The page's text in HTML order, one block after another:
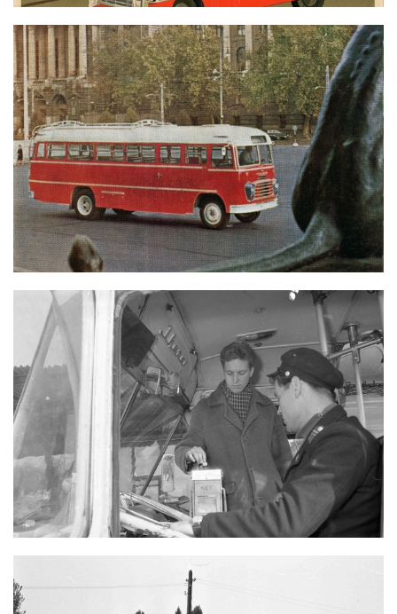
IKARUS 311
IKARUS 66-ASRA FELSZÁLLÁS ELSŐ
AJTÓN, PERSELYES VITELDÍJ FIZETÉS